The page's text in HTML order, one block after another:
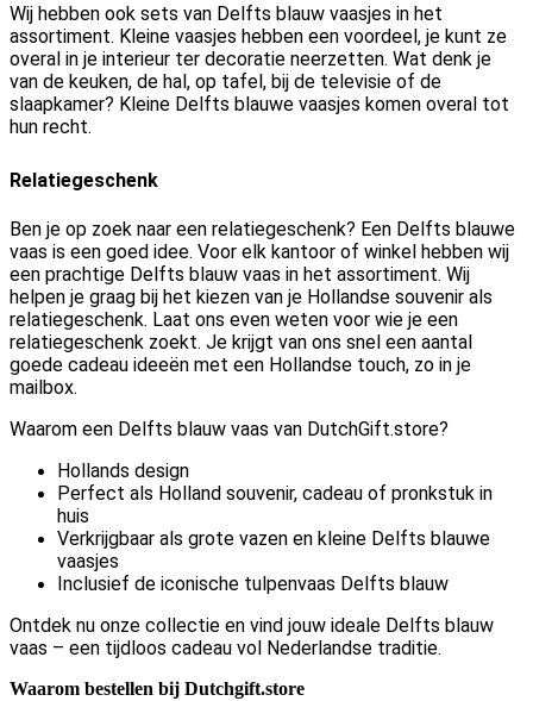
Wij hebben ook sets van Delfts blauw vaasjes in het
assortiment. Kleine vaasjes hebben een voordeel, je kunt ze
overal in je interieur ter decoratie neerzetten. Wat denk je
van de keuken, de hal, op tafel, bij de televisie of de
slaapkamer? Kleine Delfts blauwe vaasjes komen overal tot
hun recht.
Relatiegeschenk
Ben je op zoek naar een relatiegeschenk? Een Delfts blauwe
vaas is een goed idee. Voor elk kantoor of winkel hebben wij
een prachtige Delfts blauw vaas in het assortiment. Wij
helpen je graag bij het kiezen van je Hollandse souvenir als
relatiegeschenk. Laat ons even weten voor wie je een
relatiegeschenk zoekt. Je krijgt van ons snel een aantal
goede cadeau ideeën met een Hollandse touch, zo in je
mailbox.
Waarom een Delfts blauw vaas van DutchGift.store?
Hollands design
Perfect als Holland souvenir, cadeau of pronkstuk in
huis
Verkrijgbaar als grote vazen en kleine Delfts blauwe
vaasjes
Inclusief de iconische tulpenvaas Delfts blauw
Ontdek nu onze collectie en vind jouw ideale Delfts blauw
vaas – een tijdloos cadeau vol Nederlandse traditie.
Waarom bestellen bij Dutchgift.store